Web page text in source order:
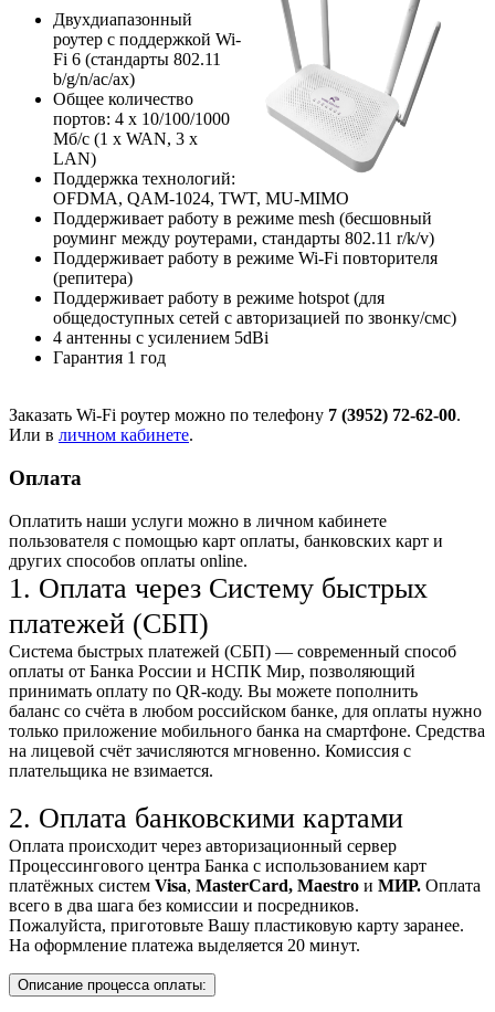
Двухдиапазонный
роутер с поддержкой Wi-
Fi 6 (стандарты 802.11
b/g/n/ac/ax)
Общее количество
портов: 4 х 10/100/1000
Мб/с (1 x WAN, 3 x
LAN)
Поддержка технологий:
OFDMA, QAM-1024, TWT, MU-MIMO
Поддерживает работу в режиме mesh (бесшовный
роуминг между роутерами, стандарты 802.11 r/k/v)
Поддерживает работу в режиме Wi-Fi повторителя
(репитера)
Поддерживает работу в режиме hotspot (для
общедоступных сетей с авторизацией по звонку/смс)
4 антенны с усилением 5dBi
Гарантия 1 год
Заказать Wi-Fi роутер можно по телефону 7 (3952) 72-62-00.
Или в личном кабинете.
Оплата
Оплатить наши услуги можно в личном кабинете
пользователя с помощью карт оплаты, банковских карт и
других способов оплаты online.
1. Оплата через Систему быстрых
платежей (СБП)
Система быстрых платежей (СБП) — современный способ
оплаты от Банка России и НСПК Мир, позволяющий
принимать оплату по QR-коду. Вы можете пополнить
баланс со счёта в любом российском банке, для оплаты нужно
только приложение мобильного банка на смартфоне. Средства
на лицевой счёт зачисляются мгновенно. Комиссия с
плательщика не взимается.
2. Оплата банковскими картами
Оплата происходит через авторизационный сервер
Процессингового центра Банка с использованием карт
платёжных систем Visa, MasterCard, Maestro и МИР. Оплата
всего в два шага без комиссии и посредников.
Пожалуйста, приготовьте Вашу пластиковую карту заранее.
На оформление платежа выделяется 20 минут.
Описание процесса оплаты: